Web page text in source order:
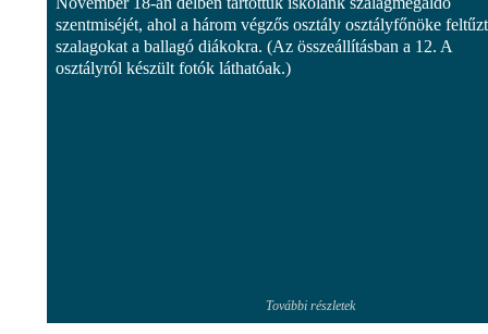
szentmiséjét, ahol a három végzős osztály osztályfőnöke
szalagokat a ballagó diákokra. (Az összeállításban a 12. A
osztályról készült fotók láthatóak.)
További részletek